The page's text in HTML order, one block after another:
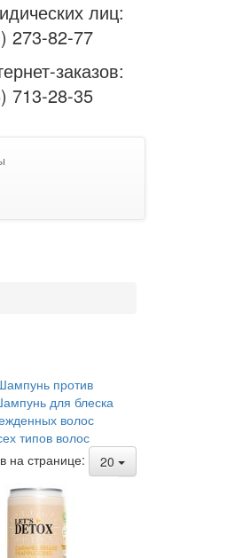
лиц:
273-82-77
заказов:
713-28-35
против
для блеска
волос
типов волос
на странице: 20